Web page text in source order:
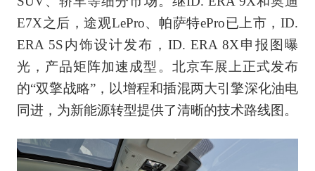
E7X之后，途观LePro、帕萨特ePro已上市，ID.
ERA 5S内饰设计发布，ID. ERA 8X申报图曝
光，产品矩阵加速成型。北京车展上正式发布
的“双擎战略”，以增程和插混两大引擎深化油电
同进，为新能源转型提供了清晰的技术路线图。